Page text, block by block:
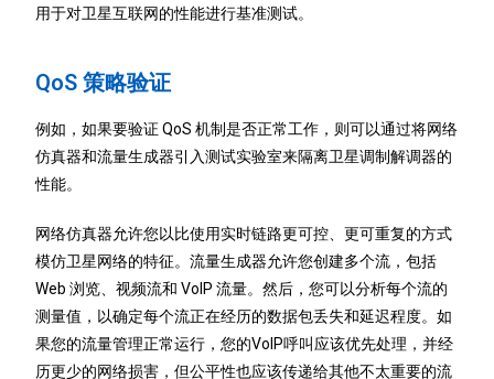
用于对卫星互联网的性能进行基准测试。
QoS 策略验证
例如，如果要验证 QoS 机制是否正常工作，则可以通过将网络
仿真器和流量生成器引入测试实验室来隔离卫星调制解调器的
性能。
网络仿真器允许您以比使用实时链路更可控、更可重复的方式
模仿卫星网络的特征。流量生成器允许您创建多个流，包括
Web 浏览、视频流和 VoIP 流量。然后，您可以分析每个流的
测量值，以确定每个流正在经历的数据包丢失和延迟程度。如
果您的流量管理正常运行，您的VoIP呼叫应该优先处理，并经
历更少的网络损害，但公平性也应该传递给其他不太重要的流